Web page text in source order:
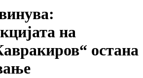
на
остана